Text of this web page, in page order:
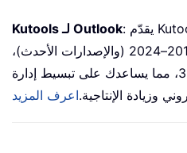
Kutools لـ Outlook
لمايكروسوفت أوتلوك 2010–2024 (والإصدارات الأحدث)،
وكذلك مايكروسوفت 365، مما يساعدك على تبسيط إدارة
وزيادة الإنتاجية.